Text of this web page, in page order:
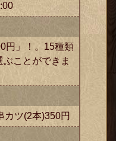
円」！。15種類
ことができま
カツ(2本)350円